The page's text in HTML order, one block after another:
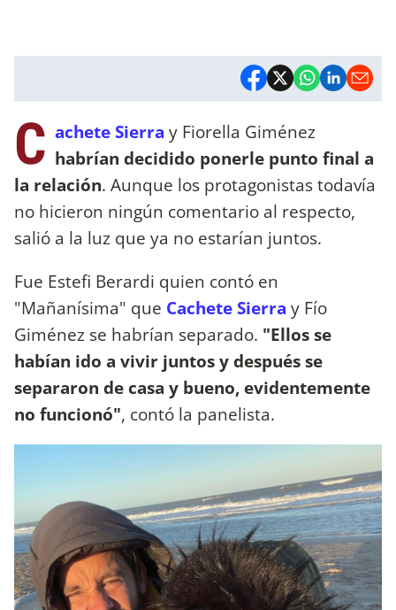
C achete Sierra y Fiorella Giménez
habrían decidido ponerle punto final a
la relación. Aunque los protagonistas todavía
no hicieron ningún comentario al respecto,
salió a la luz que ya no estarían juntos.
Fue Estefi Berardi quien contó en
"Mañanísima" que Cachete Sierra y Fío
Giménez se habrían separado. "Ellos se
habían ido a vivir juntos y después se
separaron de casa y bueno, evidentemente
no funcionó", contó la panelista.